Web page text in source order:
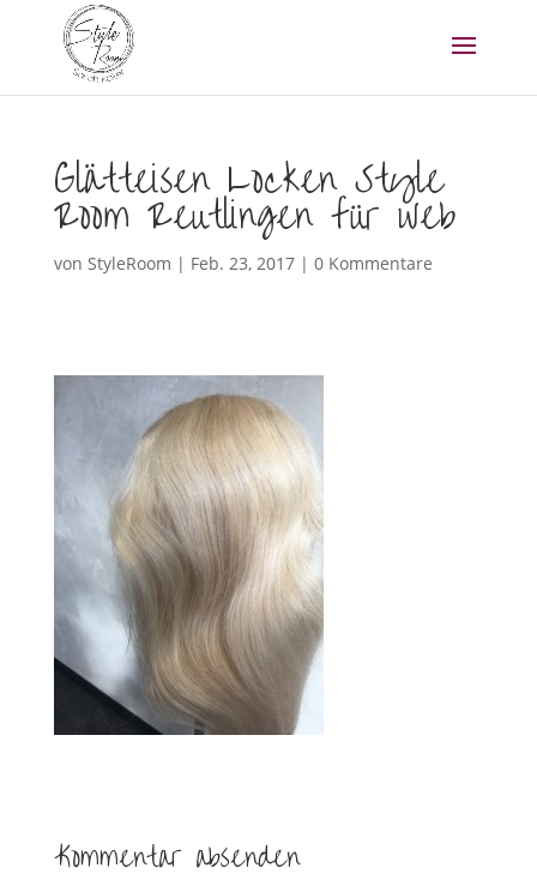
Glätteisen Locken Style
Room Reutlingen für web
von StyleRoom | Feb. 23, 2017| 0 Kommentare
Kommentar absenden